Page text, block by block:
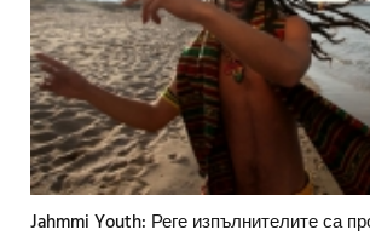
Jahmmi Youth: Реге изпълнителите са